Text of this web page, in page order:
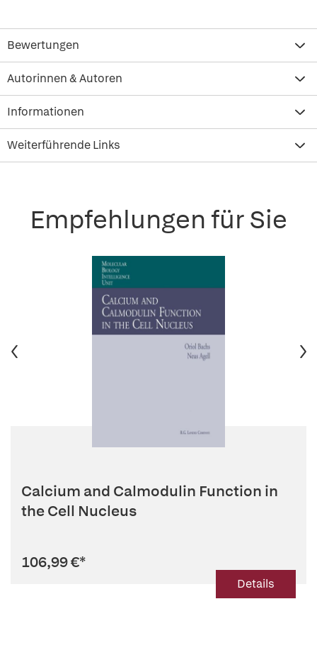
Bewertungen
Autorinnen & Autoren
Informationen
Weiterführende Links
Empfehlungen für Sie
Calcium and Calmodulin Function in
the Cell Nucleus
106,99 €*
Details